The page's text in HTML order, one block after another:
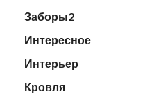
Заборы2
Интересное
Интерьер
Кровля